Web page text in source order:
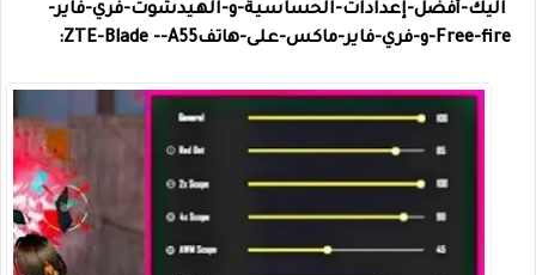
اليك-أفضل-إعدادات-الحساسية-و-الهيدشوت-فري-فاير-
Free-fire-و-فري-فاير-ماكس-على-هاتف
ZTE-Blade --A55: